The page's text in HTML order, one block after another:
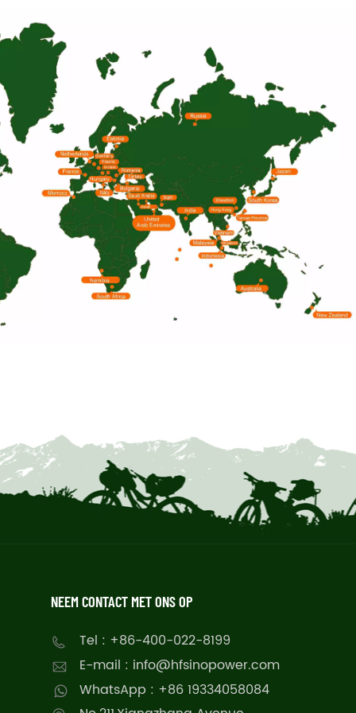
NEEM CONTACT MET ONS OP
Tel : +86-400-022-8199
E-mail : info@hfsinopower.com
WhatsApp : +86 19334058084